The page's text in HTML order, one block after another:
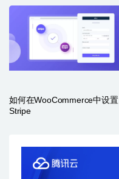
如何在WooCommerce中设置
Stripe